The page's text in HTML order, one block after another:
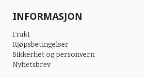
INFORMASJON
Frakt
Kjøpsbetingelser
Sikkerhet og personvern
Nyhetsbrev